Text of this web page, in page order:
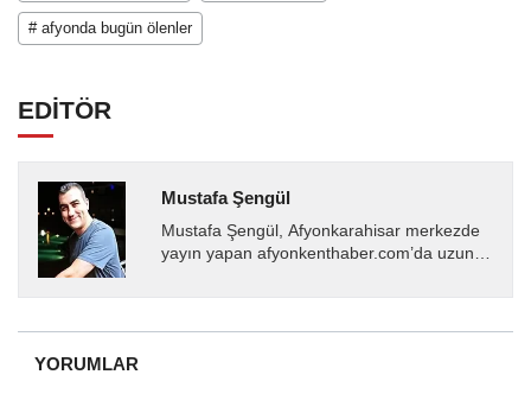
# afyonda bugün ölenler
EDİTÖR
Mustafa Şengül
Mustafa Şengül, Afyonkarahisar merkezde
yayın yapan afyonkenthaber.com’da uzun
almakta, haber akışı...
YORUMLAR